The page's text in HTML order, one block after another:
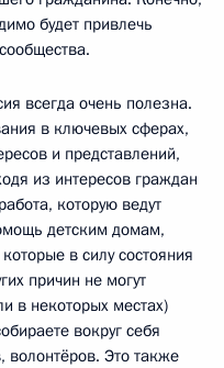
будет привлечь
всегда очень полезна.
в ключевых сферах,
и представлений,
из интересов граждан
которую ведут
детским домам,
в силу состояния
причин не могут
в некоторых местах)
вокруг себя
волонтёров. Это также